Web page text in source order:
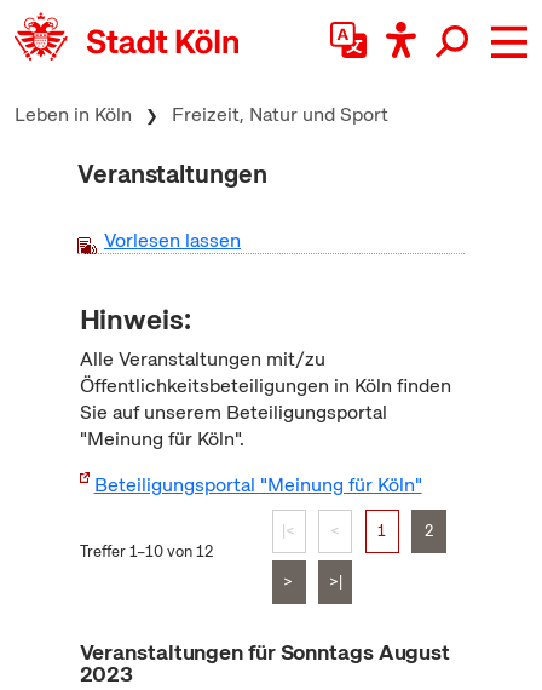
zum Inhalt springen
Leben in Köln Freizeit, Natur und Sport
Veranstaltungen
Vorlesen lassen
Hinweis:
Alle Veranstaltungen mit/zu
Öffentlichkeitsbeteiligungen in Köln finden
Sie auf unserem Beteiligungsportal
"Meinung für Köln".
Beteiligungsportal "Meinung für Köln"
Treffer 1–10 von 12
|< < 1 2
> >|
Veranstaltungen für Sonntags August
2023